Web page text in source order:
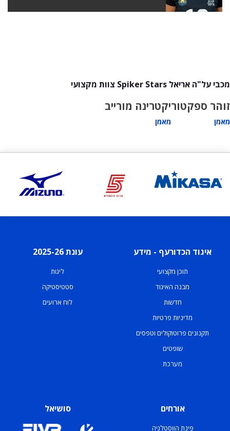
מכבי על"ה אריאל Spiker Stars צוות מקצועי
זוהר ספקטור
מאמן
יקטרינה מורייב
מאמן
איגוד הכדורעף - מידע
תוכן מקצועי
מבנה האיגוד
חדשות
מדיניות פרטיות
תקנונים פרוטוקולים וטפסים
שופטים
מערכת
עונת 2025-26
ליגות
סטטיסטיקה
לוח ארועים
אורחים
פינת הווסטלגיה
סושיאל